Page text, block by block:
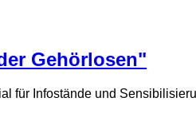
Gehörlosen"
für Infostände und